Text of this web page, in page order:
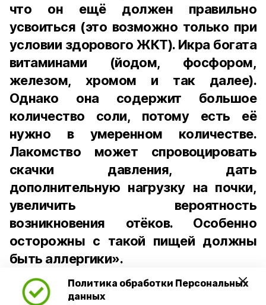
Политика обработки Персональных
данных
что он ещё должен правильно
усвоиться (это возможно только при
условии здорового ЖКТ). Икра богата
витаминами (йодом, фосфором,
железом, хромом и так далее).
Однако она содержит большое
количество соли, потому есть её
нужно в умеренном количестве.
Лакомство может спровоцировать
скачки давления, дать
дополнительную нагрузку на почки,
увеличить вероятность
возникновения отёков. Особенно
осторожны с такой пищей должны
быть аллергики».
Для взрослого человека безопасной
порцией икры считается 30-50 граммов